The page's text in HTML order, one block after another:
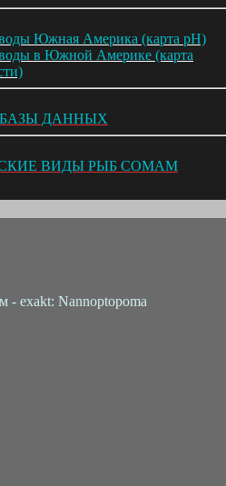
Южная Америка (карта pH)
в Южной Америке (карта
ДАННЫХ
ВИДЫ РЫБ СОМАМ
- exakt: Nannoptopoma